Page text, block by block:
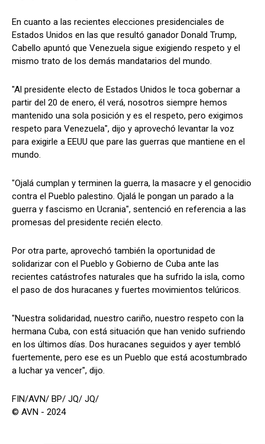
En cuanto a las recientes elecciones presidenciales de
Estados Unidos en las que resultó ganador Donald Trump,
Cabello apuntó que Venezuela sigue exigiendo respeto y el
mismo trato de los demás mandatarios del mundo.
"Al presidente electo de Estados Unidos le toca gobernar a
partir del 20 de enero, él verá, nosotros siempre hemos
mantenido una sola posición y es el respeto, pero exigimos
respeto para Venezuela", dijo y aprovechó levantar la voz
para exigirle a EEUU que pare las guerras que mantiene en el
mundo.
"Ojalá cumplan y terminen la guerra, la masacre y el genocidio
contra el Pueblo palestino. Ojalá le pongan un parado a la
guerra y fascismo en Ucrania", sentenció en referencia a las
promesas del presidente recién electo.
Por otra parte, aprovechó también la oportunidad de
solidarizar con el Pueblo y Gobierno de Cuba ante las
recientes catástrofes naturales que ha sufrido la isla, como
el paso de dos huracanes y fuertes movimientos telúricos.
"Nuestra solidaridad, nuestro cariño, nuestro respeto con la
hermana Cuba, con está situación que han venido sufriendo
en los últimos días. Dos huracanes seguidos y ayer tembló
fuertemente, pero ese es un Pueblo que está acostumbrado
a luchar ya vencer", dijo.
FIN/AVN/ BP/ JQ/ JQ/
© AVN - 2024